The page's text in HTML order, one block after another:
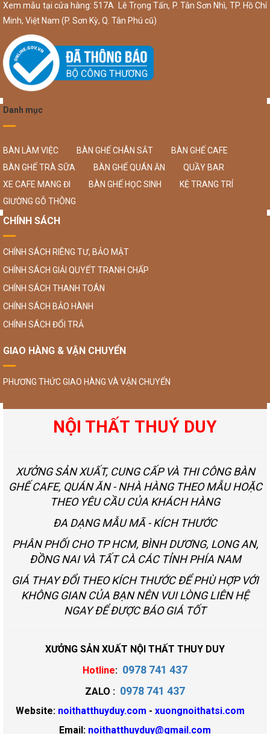
Xem mẫu tại cửa hàng: 517A Lê Trọng Tấn, P. Tân Sơn Nhì, TP. Hồ Chí
Minh, Việt Nam (P. Sơn Kỳ, Q. Tân Phú cũ)
Danh mục
BÀN LÀM VIỆC BÀN GHẾ CHÂN SẮT
BÀN GHẾ CAFE
BÀN GHẾ TRÀ SỮA
BÀN GHẾ QUÁN ĂN
QUẦY BAR
XE CAFE MANG ĐI
BÀN GHẾ HỌC SINH
KỆ TRANG TRÍ
GIƯỜNG GỖ THÔNG
CHÍNH SÁCH
CHÍNH SÁCH RIÊNG TƯ, BẢO MẬT
CHÍNH SÁCH GIẢI QUYẾT TRANH CHẤP
CHÍNH SÁCH THANH TOÁN
CHÍNH SÁCH BẢO HÀNH
CHÍNH SÁCH ĐỔI TRẢ
GIAO HÀNG & VẬN CHUYỂN
PHƯƠNG THỨC GIAO HÀNG VÀ VẬN CHUYỂN
NỘI THẤT THUÝ DUY
XƯỞNG SẢN XUẤT, CUNG CẤP VÀ THI CÔNG BÀN
GHẾ CAFE, QUÁN ĂN - NHÀ HÀNG THEO MẪU HOẶC
THEO YÊU CẦU CỦA KHÁCH HÀNG
ĐA DẠNG MẪU MÃ - KÍCH THƯỚC
PHÂN PHỐI CHO TP HCM, BÌNH DƯƠNG, LONG AN,
ĐỒNG NAI VÀ TẤT CÀ CÁC TỈNH PHÍA NAM
GIÁ THAY ĐỔI THEO KÍCH THƯỚC ĐỂ PHÙ HỢP VỚI
KHÔNG GIAN CỦA BẠN NÊN VUI LÒNG LIÊN HỆ
NGAY ĐỂ ĐƯỢC BÁO GIÁ TỐT
XƯỞNG SẢN XUẤT NỘI THẤT THUY DUY
Hotline: 0978 741 437
ZALO : 0978 741 437
Website: noithatthuyduy.com - xuongnoithatsi.com
Email: noithatthuyduy@gmail.com